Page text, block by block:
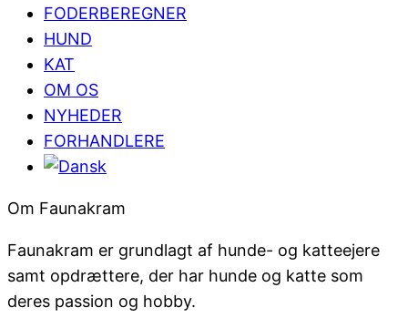
FODERBEREGNER
HUND
KAT
OM OS
NYHEDER
FORHANDLERE
Om Faunakram
Faunakram er grundlagt af hunde- og katteejere
samt opdrættere, der har hunde og katte som
deres passion og hobby.